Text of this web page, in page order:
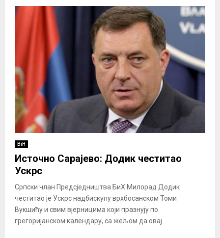
BiH
Источно Сарајево: Додик честитао
Ускрс
Српски члан Предсједништва БиХ Милорад Додик
честитао је Ускрс надбискупу врхбосанском Томи
Вукшићу и свим вјерницима који празнују по
грегоријанском календару, са жељом да овај...